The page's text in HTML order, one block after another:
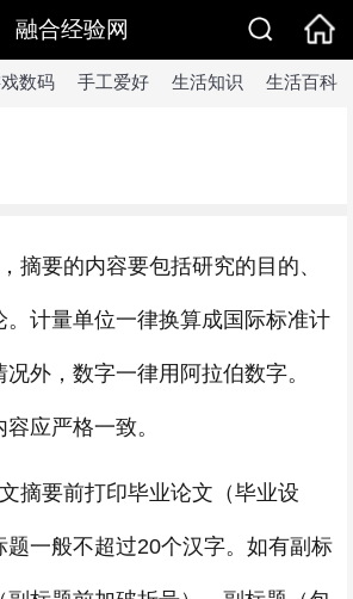
融合经验网
数码 手工爱好 生活知识 生活百科
摘要的内容要包括研究的目的、
。计量单位一律换算成国际标准计
外，数字一律用阿拉伯数字。
应严格一致。
摘要前打印毕业论文（毕业设
题一般不超过20个汉字。如有副标